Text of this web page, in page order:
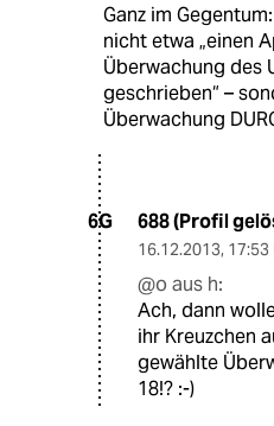
Ganz im
nicht etwa „einen
Überwachung des
geschrieben“ –
Überwachung
6G 688 (Profil
16.12.2013, 17:53
@o aus h:
Ach, dann
ihr Kreuzchen
gewählte
18!? :-)